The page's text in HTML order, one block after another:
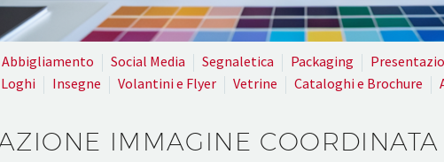
Abbigliamento Social Media Segnaletica Packaging
Loghi Insegne Volantini e Flyer Vetrine Cataloghi e Brochure
IMMAGINE COORDINATA